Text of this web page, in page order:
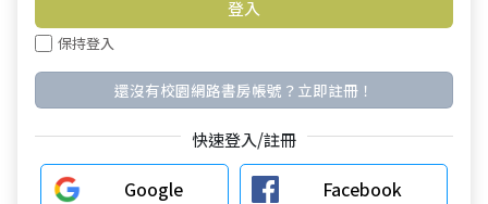
保持登入
還沒有校園網路書房帳號？立即註冊！
快速登入/註冊
Google Facebook